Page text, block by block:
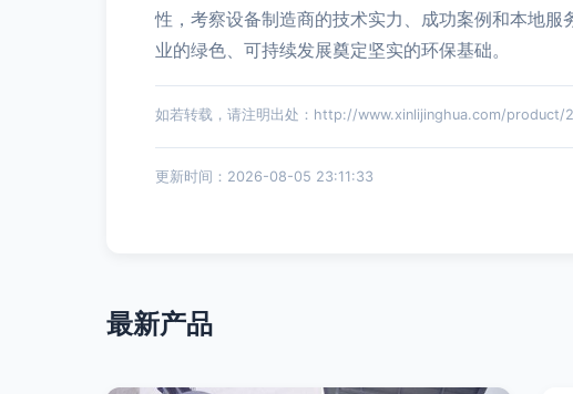
性，考察设备制造商的技术实力、成功案例和本地
业的绿色、可持续发展奠定坚实的环保基础。
如若转载，请注明出处：http://www.xinlijinghua.com/product/
更新时间：2026-08-05 23:11:33
最新产品